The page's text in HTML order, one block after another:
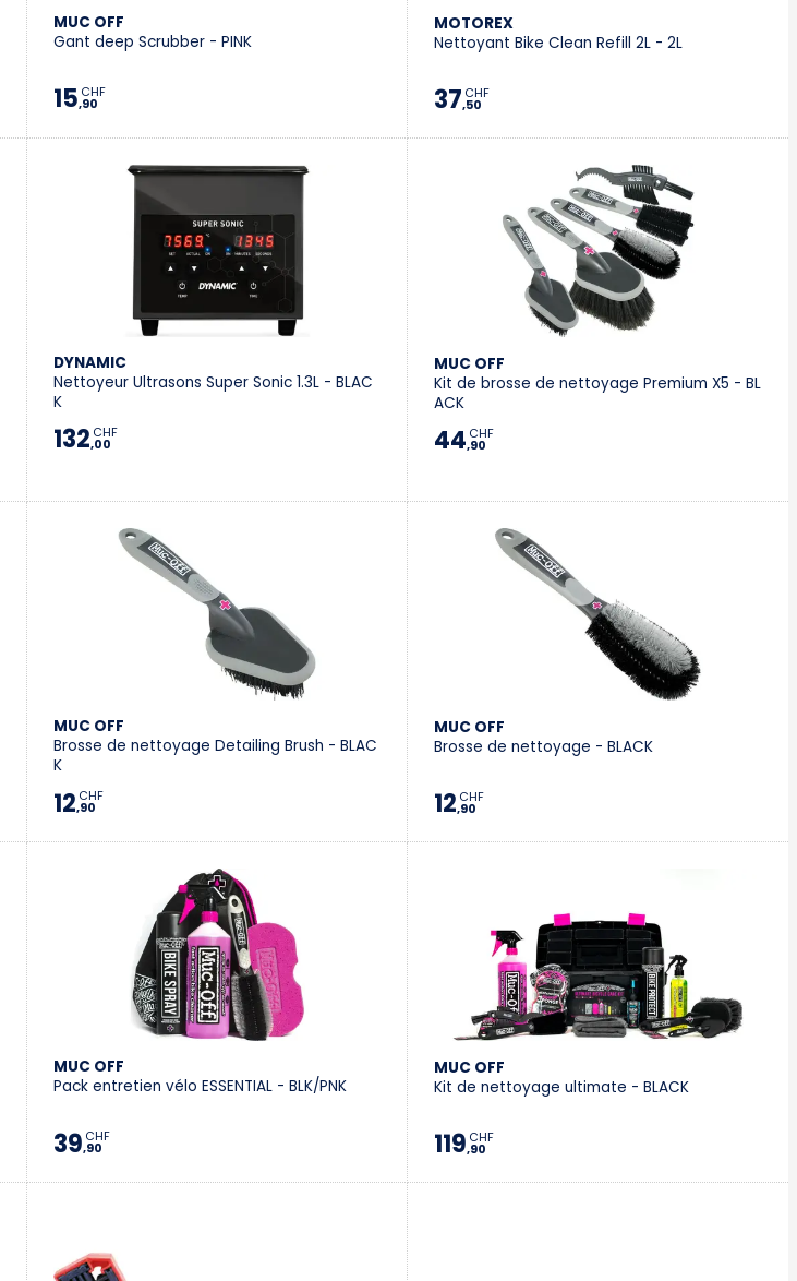
MUC OFF
Gant deep Scrubber - PINK
15,90
CHF
MOTOREX
Nettoyant Bike Clean Refill 2L - 2L
37,50
CHF
DYNAMIC
Nettoyeur Ultrasons Super Sonic 1.3L - BLAC
K
132,00
CHF
MUC OFF
Kit de brosse de nettoyage Premium X5 - BL
ACK
44,90
CHF
MUC OFF
Brosse de nettoyage Detailing Brush - BLAC
K
12,90
CHF
MUC OFF
Brosse de nettoyage - BLACK
12,90
CHF
MUC OFF
Pack entretien vélo ESSENTIAL - BLK/PNK
39,90
CHF
MUC OFF
Kit de nettoyage ultimate - BLACK
119,90
CHF